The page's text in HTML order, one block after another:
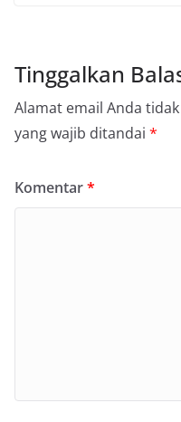
Tinggalkan
Alamat email Anda
yang wajib ditandai *
Komentar*